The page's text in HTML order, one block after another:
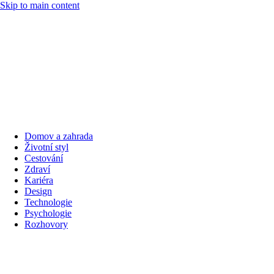
Skip to main content
Domov a zahrada
Životní styl
Cestování
Zdraví
Kariéra
Design
Technologie
Psychologie
Rozhovory